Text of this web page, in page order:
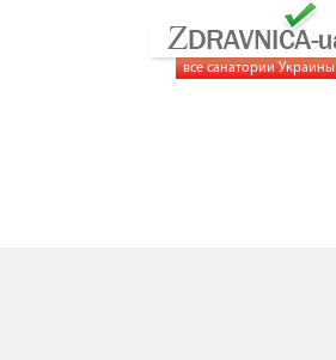
все санатории Украины